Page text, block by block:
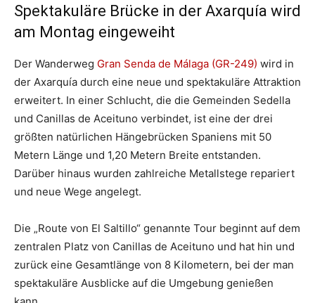
Spektakuläre Brücke in der Axarquía wird
am Montag eingeweiht
Der Wanderweg Gran Senda de Málaga (GR-249) wird in
der Axarquía durch eine neue und spektakuläre Attraktion
erweitert. In einer Schlucht, die die Gemeinden Sedella
und Canillas de Aceituno verbindet, ist eine der drei
größten natürlichen Hängebrücken Spaniens mit 50
Metern Länge und 1,20 Metern Breite entstanden.
Darüber hinaus wurden zahlreiche Metallstege repariert
und neue Wege angelegt.
Die „Route von El Saltillo“ genannte Tour beginnt auf dem
zentralen Platz von Canillas de Aceituno und hat hin und
zurück eine Gesamtlänge von 8 Kilometern, bei der man
spektakuläre Ausblicke auf die Umgebung genießen